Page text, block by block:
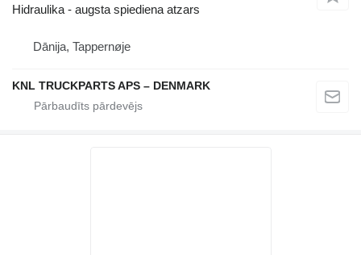
Hidraulika - augsta spiediena atzars
Dānija, Tappernøje
KNL TRUCKPARTS APS – DENMARK